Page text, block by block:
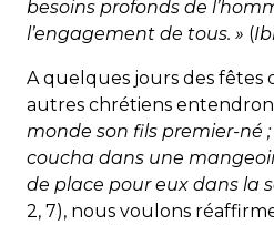
besoins profonds de
l’engagement de tous. » (
A quelques jours des fêtes
autres chrétiens
monde son fils premier-né
coucha dans une
de place pour eux dans la
2, 7), nous voulons